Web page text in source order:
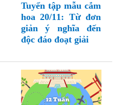
Tuyển tập mẫu cắm
hoa 20/11: Từ đơn
giản ý nghĩa đến
độc đáo đoạt giải